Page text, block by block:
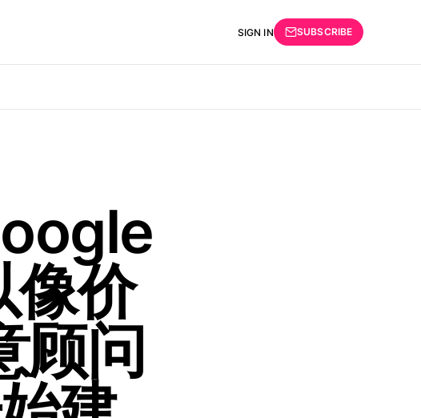
SIGN IN SUBSCRIBE
像价
顾问